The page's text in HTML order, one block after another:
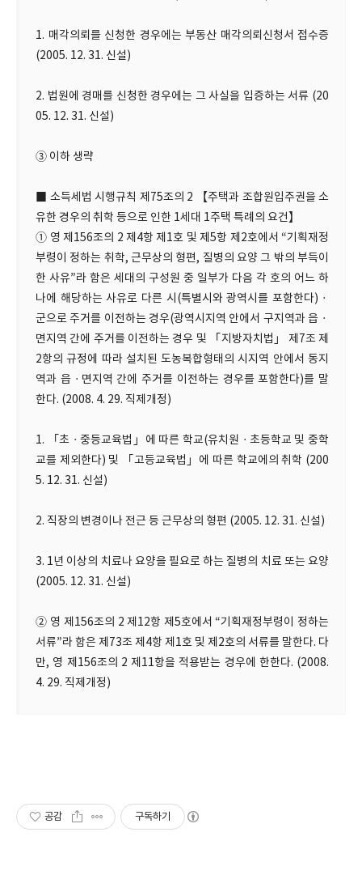
1. 매각의뢰를 신청한 경우에는 부동산 매각의뢰신청서 접수증
(2005. 12. 31. 신설)
2. 법원에 경매를 신청한 경우에는 그 사실을 입증하는 서류 (20
05. 12. 31. 신설)
③ 이하 생략
■ 소득세법 시행규칙 제75조의 2 【주택과 조합원입주권을 소
유한 경우의 취학 등으로 인한 1세대 1주택 특례의 요건】
① 영 제156조의 2 제4항 제1호 및 제5항 제2호에서 “기획재정
부령이 정하는 취학, 근무상의 형편, 질병의 요양 그 밖의 부득이
한 사유”라 함은 세대의 구성원 중 일부가 다음 각 호의 어느 하
나에 해당하는 사유로 다른 시(특별시와 광역시를 포함한다)ㆍ
군으로 주거를 이전하는 경우(광역시지역 안에서 구지역과 읍ㆍ
면지역 간에 주거를 이전하는 경우 및 「지방자치법」 제7조 제
2항의 규정에 따라 설치된 도농복합형태의 시지역 안에서 동지
역과 읍ㆍ면지역 간에 주거를 이전하는 경우를 포함한다)를 말
한다. (2008. 4. 29. 직제개정)
1. 「초ㆍ중등교육법」에 따른 학교(유치원ㆍ초등학교 및 중학
교를 제외한다) 및 「고등교육법」에 따른 학교에의 취학 (200
5. 12. 31. 신설)
2. 직장의 변경이나 전근 등 근무상의 형편 (2005. 12. 31. 신설)
3. 1년 이상의 치료나 요양을 필요로 하는 질병의 치료 또는 요양
(2005. 12. 31. 신설)
② 영 제156조의 2 제12항 제5호에서 “기획재정부령이 정하는
서류”라 함은 제73조 제4항 제1호 및 제2호의 서류를 말한다. 다
만, 영 제156조의 2 제11항을 적용받는 경우에 한한다. (2008.
4. 29. 직제개정)
공감 구독하기